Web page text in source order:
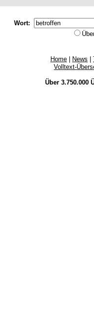
Wort:
Home News
Volltext-
Über 3.750.000